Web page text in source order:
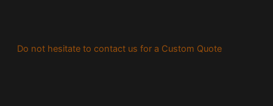
Do not hesitate to contact us for a Custom Quote